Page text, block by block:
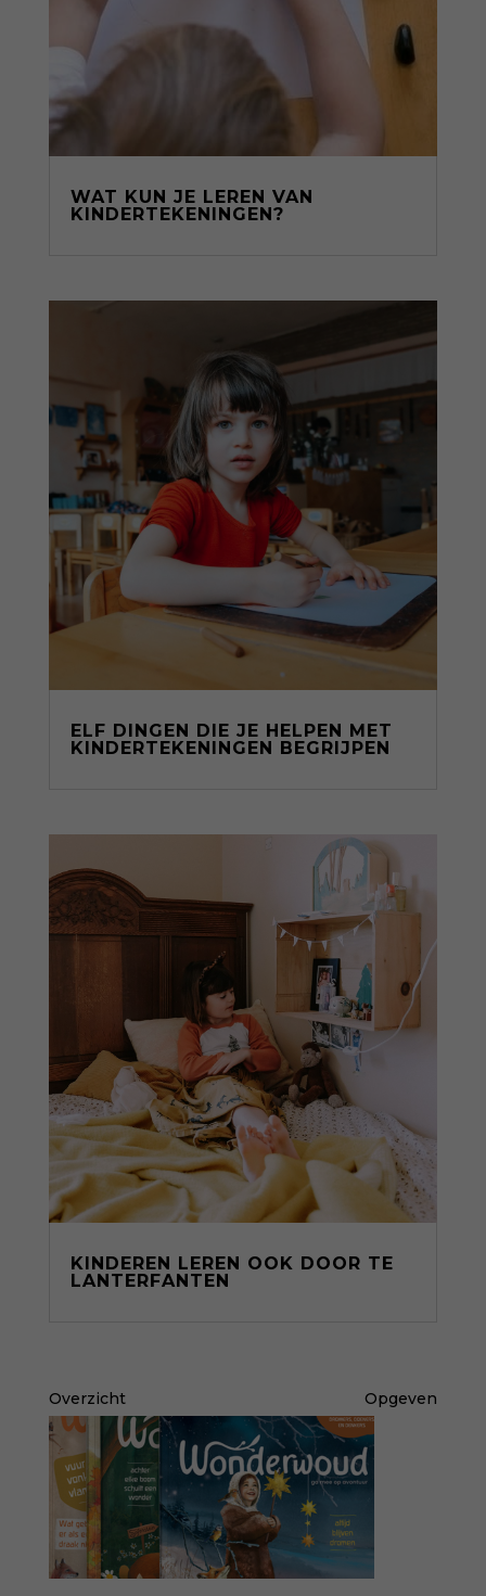
WAT KUN JE LEREN VAN
KINDERTEKENINGEN?
ELF DINGEN DIE JE HELPEN MET
KINDERTEKENINGEN BEGRIJPEN
KINDEREN LEREN OOK DOOR TE
LANTERFANTEN
Overzicht Opgeven